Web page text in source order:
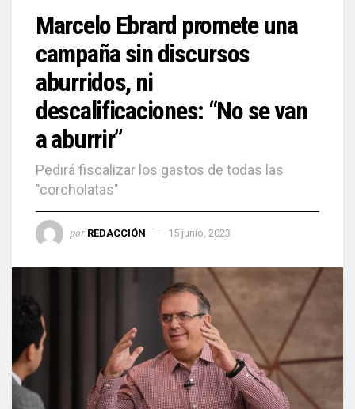
Marcelo Ebrard promete una
campaña sin discursos
aburridos, ni
descalificaciones: “No se van
a aburrir”
Pedirá fiscalizar los gastos de todas las
"corcholatas"
por REDACCIÓN 15 junio, 2023